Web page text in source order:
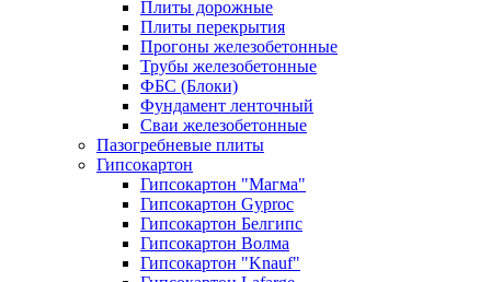
Плиты дорожные
Плиты перекрытия
Прогоны железобетонные
Трубы железобетонные
ФБС (Блоки)
Фундамент ленточный
Сваи железобетонные
Пазогребневые плиты
Гипсокартон
Гипсокартон "Магма"
Гипсокартон Gyproc
Гипсокартон Белгипс
Гипсокартон Волма
Гипсокартон "Knauf"